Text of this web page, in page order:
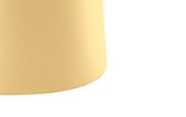
Senter Kanebogen